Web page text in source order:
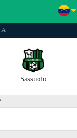
A
Sassuolo